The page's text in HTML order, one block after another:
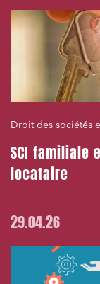
Droit des sociétés
SCI familiale
locataire
29.04.26